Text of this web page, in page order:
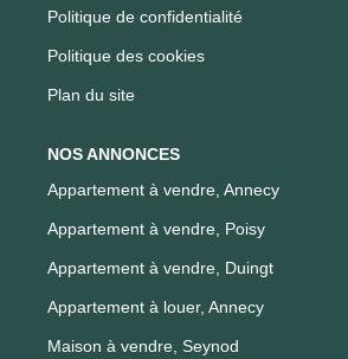
Politique de confidentialité
Politique des cookies
Plan du site
NOS ANNONCES
Appartement à vendre, Annecy
Appartement à vendre, Poisy
Appartement à vendre, Duingt
Appartement à louer, Annecy
Maison à vendre, Seynod